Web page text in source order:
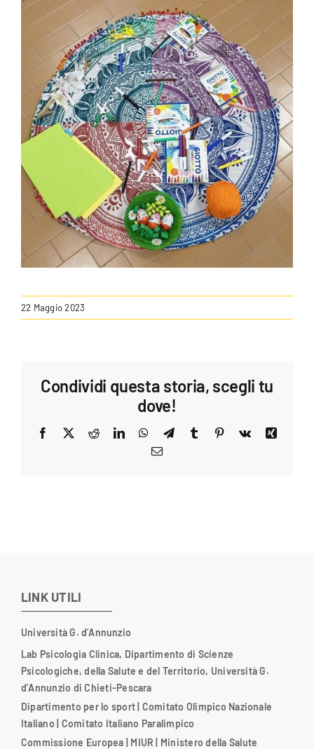
22 Maggio 2023
Condividi questa storia, scegli tu
dove!
Facebook
X RedditLinkedInWhatsApp
TelegramTumblr Pinterest
Vk
Xing
Email
LINK UTILI
Università G. d’Annunzio
Lab Psicologia Clinica, Dipartimento di Scienze
Psicologiche, della Salute e del Territorio, Università G.
d’Annunzio di Chieti-Pescara
Dipartimento per lo sport| Comitato Olimpico Nazionale
Italiano
Comitato Italiano Paralimpico
Commissione Europea
MIUR
Ministero della Salute